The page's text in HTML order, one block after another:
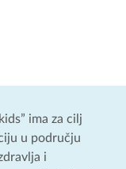
ima za cilj
u području
i